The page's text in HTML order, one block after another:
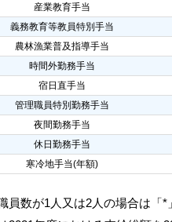
産業教育手当
義務教育等教員特別手当
農林漁業普及指導手当
時間外勤務手当
宿日直手当
管理職員特別勤務手当
夜間勤務手当
休日勤務手当
寒冷地手当(年額)
員数が1人又は2人の場合は「